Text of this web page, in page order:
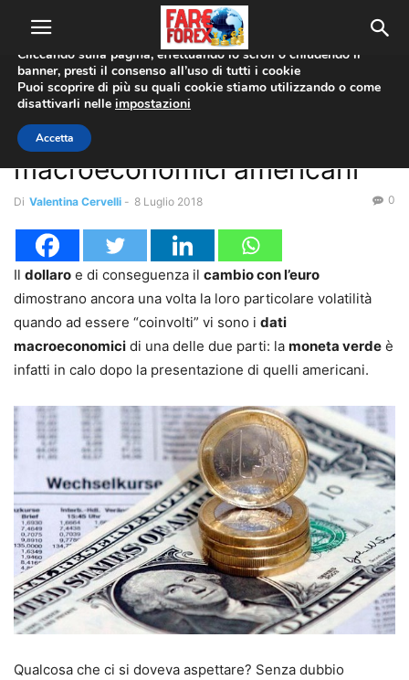
Home Forex News
Forex News
Dollaro in calo dopo i dati
macroeconomici americani
Di Valentina Cervelli - 8 Luglio 2018 0
Il dollaro e di conseguenza il cambio con l’euro
dimostrano ancora una volta la loro particolare volatilità
quando ad essere “coinvolti” vi sono i dati
macroeconomici di una delle due parti: la moneta verde è
infatti in calo dopo la presentazione di quelli americani.
Qualcosa che ci si doveva aspettare? Senza dubbio
Utilizziamo i cookie per offrirti la migliore esperienza sul nostro
sito web.
Cliccando sulla pagina, effettuando lo scroll o chiudendo il
banner, presti il consenso all’uso di tutti i cookie
Puoi scoprire di più su quali cookie stiamo utilizzando o come
disattivarli nelle impostazioni
Accetta